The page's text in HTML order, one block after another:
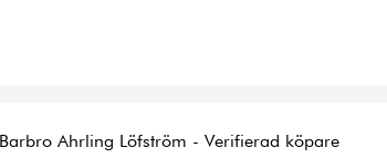
Ahrling Löfström - Verifierad köpare